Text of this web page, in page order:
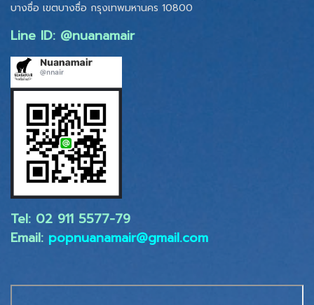
บางซื่อ เขตบางซื่อ กรุงเทพมหานคร 10800
Line ID: @nuanamair
Tel: 02 ​911 5577-79
Email: popnuanamair@gmail.com